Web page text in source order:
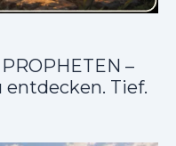
–
entdecken. Tief.